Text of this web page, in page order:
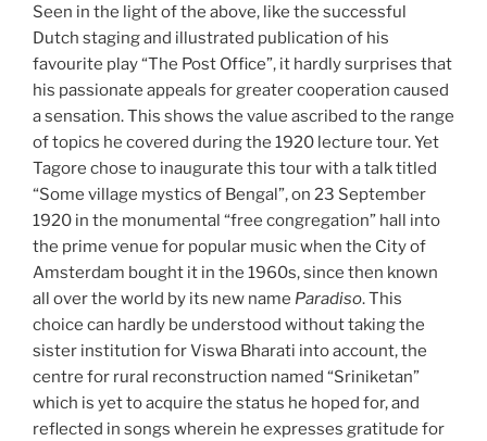
Seen in the light of the above, like the successful
Dutch staging and illustrated publication of his
favourite play “The Post Office”, it hardly surprises that
his passionate appeals for greater cooperation caused
a sensation. This shows the value ascribed to the range
of topics he covered during the 1920 lecture tour. Yet
Tagore chose to inaugurate this tour with a talk titled
“Some village mystics of Bengal”, on 23 September
1920 in the monumental “free congregation” hall into
the prime venue for popular music when the City of
Amsterdam bought it in the 1960s, since then known
all over the world by its new name Paradiso. This
choice can hardly be understood without taking the
sister institution for Viswa Bharati into account, the
centre for rural reconstruction named “Sriniketan”
which is yet to acquire the status he hoped for, and
reflected in songs wherein he expresses gratitude for